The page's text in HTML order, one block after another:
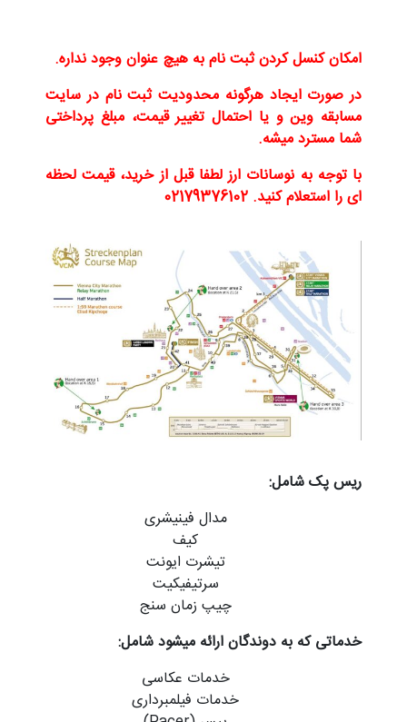
امکان کنسل کردن ثبت نام به هیچ عنوان وجود نداره.
در صورت ایجاد هرگونه محدودیت ثبت نام در سایت
مسابقه وین و یا احتمال تغییر قیمت، مبلغ پرداختی
شما مسترد میشه.
با توجه به نوسانات ارز لطفا قبل از خرید، قیمت لحظه
ای را استعلام کنید. 02179376102
ریس پک شامل:
مدال فینیشری
کیف
تیشرت ایونت
سرتیفیکیت
چیپ زمان سنج
خدماتی که به دوندگان ارائه میشود شامل:
خدمات عکاسی
خدمات فیلمبرداری